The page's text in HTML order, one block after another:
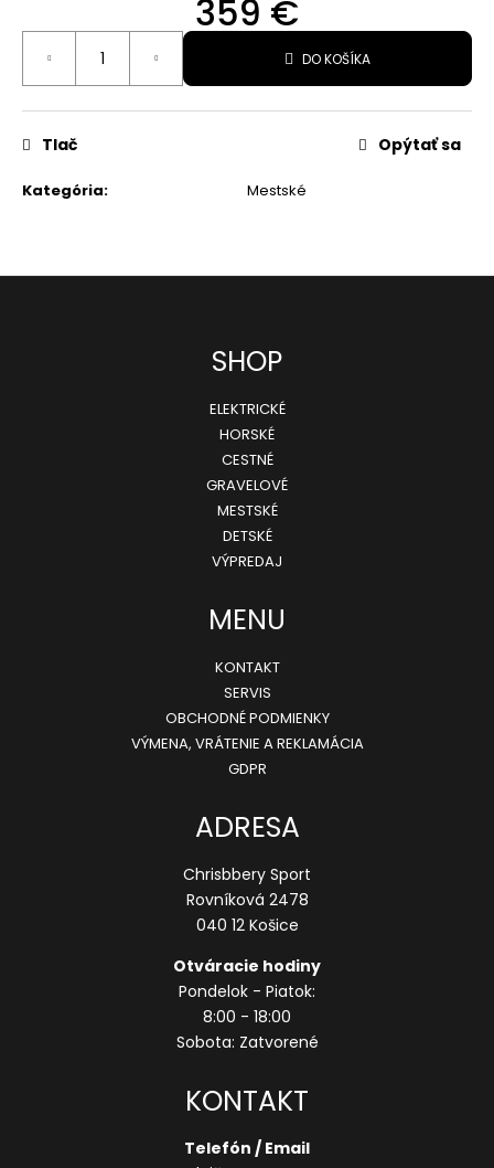
359 €
DO KOŠÍKA
Kategória: Mestské
Tlač Opýtať sa
NÁVLEKY
NA
34,99
Pôvodne:
SHOP
ELEKTRICKÉ
HORSKÉ
CESTNÉ
GRAVELOVÉ
MESTSKÉ
DETSKÉ
VÝPREDAJ
MENU
KONTAKT
SERVIS
OBCHODNÉ PODMIENKY
VÝMENA, VRÁTENIE A REKLAMÁCIA
GDPR
ADRESA
Chrisbbery Sport
Rovníková 2478
040 12 Košice
Otváracie hodiny
Pondelok - Piatok:
8:00 - 18:00
Sobota: Zatvorené
KONTAKT
Telefón / Email